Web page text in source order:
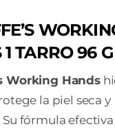
TARRO 96 G
Working Hands
la piel seca y
fórmula